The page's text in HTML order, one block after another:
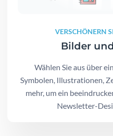
VERSCHÖNERN
Bilder
Wählen Sie aus über
Symbolen, Illustrationen,
mehr, um ein
Newsletter-